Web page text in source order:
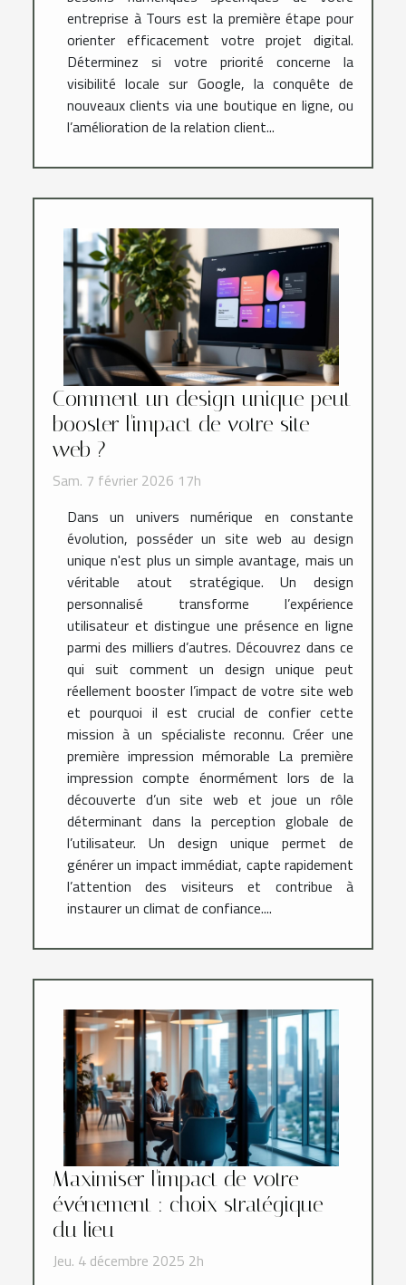
entreprise à Tours est la première étape pour
orienter efficacement votre projet digital.
Déterminez si votre priorité concerne la
visibilité locale sur Google, la conquête de
nouveaux clients via une boutique en ligne, ou
l’amélioration de la relation client...
Comment un design unique peut
booster l'impact de votre site
web ?
Sam. 7 février 2026 17h
Dans un univers numérique en constante
évolution, posséder un site web au design
unique n'est plus un simple avantage, mais un
véritable atout stratégique. Un design
personnalisé transforme l’expérience
utilisateur et distingue une présence en ligne
parmi des milliers d’autres. Découvrez dans ce
qui suit comment un design unique peut
réellement booster l’impact de votre site web
et pourquoi il est crucial de confier cette
mission à un spécialiste reconnu. Créer une
première impression mémorable La première
impression compte énormément lors de la
découverte d’un site web et joue un rôle
déterminant dans la perception globale de
l’utilisateur. Un design unique permet de
générer un impact immédiat, capte rapidement
l’attention des visiteurs et contribue à
instaurer un climat de confiance....
Maximiser l'impact de votre
événement : choix stratégique
du lieu
Jeu. 4 décembre 2025 2h